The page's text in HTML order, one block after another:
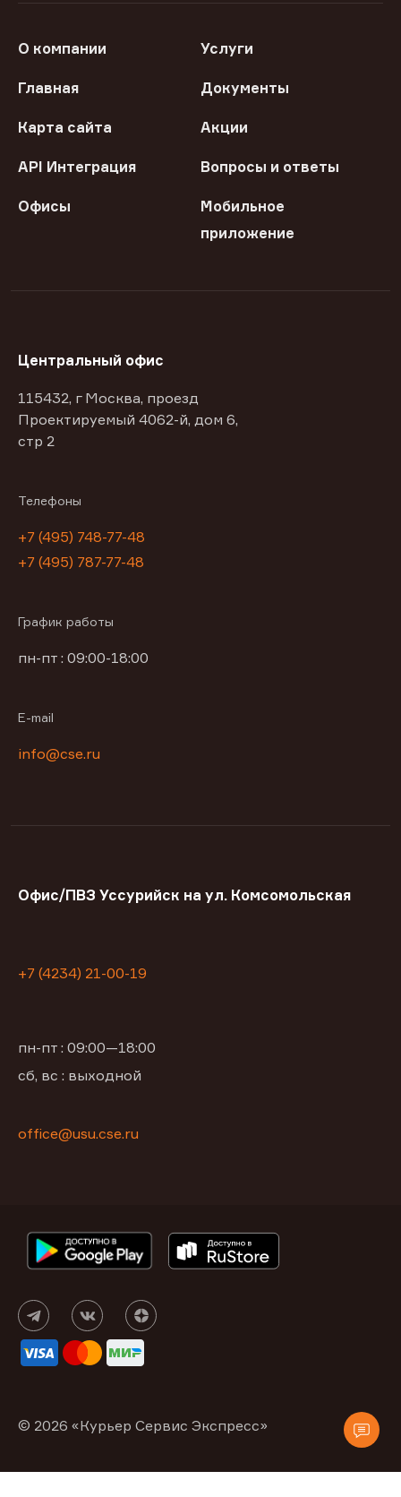
О компании Услуги
Главная Документы
Карта сайта Акции
API Интеграция Вопросы и ответы
Офисы
Мобильное
приложение
Центральный офис
115432, г Москва, проезд
Проектируемый 4062-й, дом 6,
стр 2
Телефоны
+7 (495) 748-77-48
+7 (495) 787-77-48
График работы
пн-пт : 09:00-18:00
E-mail
info@cse.ru
Офис/ПВЗ Уссурийск на ул. Комсомольская
+7 (4234) 21-00-19
пн-пт : 09:00—18:00
сб, вс : выходной
office@usu.cse.ru
© 2026 «Курьер Сервис Экспресс»